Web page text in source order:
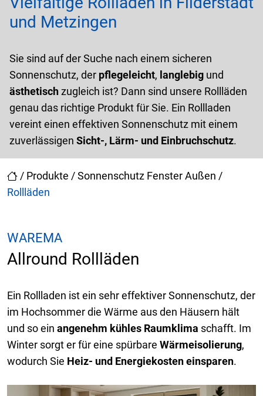
/ Produkte /Sonnenschutz Fenster Außen /
Rollläden
und Metzingen
Sie sind auf der Suche nach einem sicheren
Sonnenschutz, der pflegeleicht, langlebig und
ästhetischzugleich ist? Dann sind unsere Rollläden
genau das richtige Produkt für Sie. Ein Rollladen
vereint einen effektiven Sonnenschutz mit einem
zuverlässigen Sicht-, Lärm- und Einbruchschutz.
WAREMA
Allround Rollläden
Ein Rollladen ist ein sehr effektiver Sonnenschutz, der
im Hochsommer die Wärme aus den Häusern hält
und so ein angenehm kühles Raumklima schafft. Im
Winter sorgt er für eine spürbare Wärmeisolierung,
wodurch Sie Heiz- und Energiekosten einsparen.